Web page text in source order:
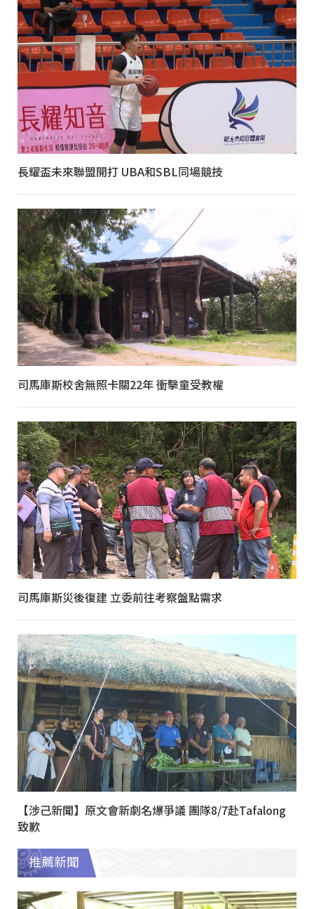
長耀盃未來聯盟開打 UBA和SBL同場競技
司馬庫斯校舍無照卡關22年 衝擊童受教權
司馬庫斯災後復建 立委前往考察盤點需求
【涉己新聞】原文會新劇名爆爭議 團隊8/7赴Tafalong
致歉
推薦新聞